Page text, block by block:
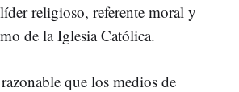
religioso, referente moral y
de la Iglesia Católica.
que los medios de